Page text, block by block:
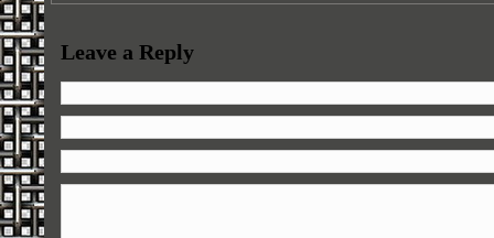
Panji Arga Perdana:bisa kirim penawaran untuk papan ashiba alumuniaum ke
Leave a Reply